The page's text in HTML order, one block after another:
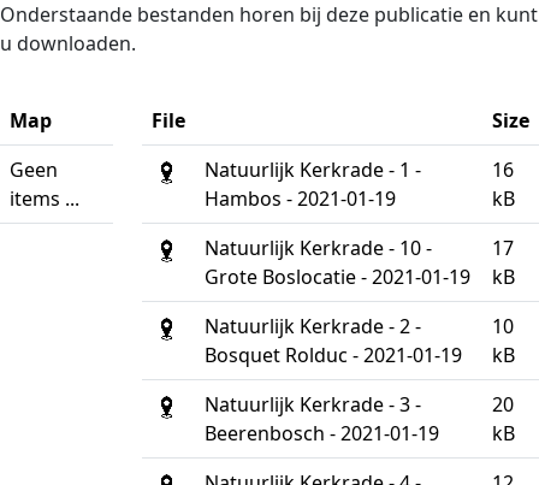
Naar de inhoud
Onderstaande bestanden horen bij deze publicatie en kunt
u downloaden.
Map
Geen
items ...
File
Size
Natuurlijk Kerkrade - 1 -
Hambos - 2021-01-19
16
kB
Natuurlijk Kerkrade - 10 -
Grote Boslocatie - 2021-01-19
17
kB
Natuurlijk Kerkrade - 2 -
Bosquet Rolduc - 2021-01-19
10
kB
Natuurlijk Kerkrade - 3 -
Beerenbosch - 2021-01-19
20
kB